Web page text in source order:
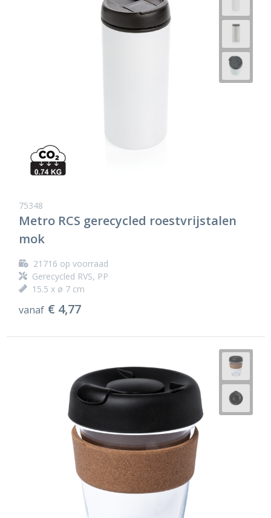
75348
Metro RCS gerecycled roestvrijstalen
mok
21716 op voorraad
Gerecycled RVS, PP
15.5 x ø 7 cm
vanaf € 4,77